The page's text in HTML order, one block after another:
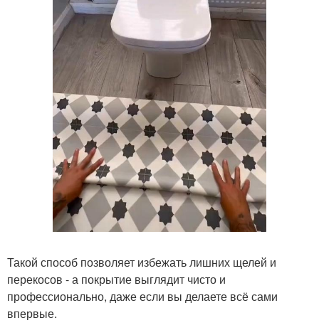
Такой способ позволяет избежать лишних щелей и
перекосов - а покрытие выглядит чисто и
профессионально, даже если вы делаете всё сами
впервые.